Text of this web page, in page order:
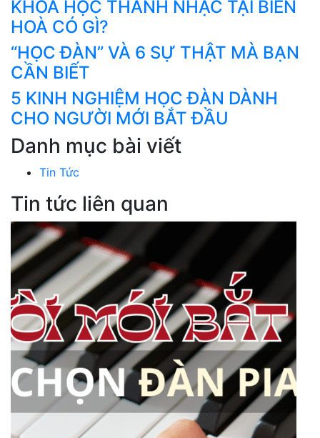
KHOÁ HỌC THANH NHẠC TẠI BIÊN
HOÀ CÓ GÌ?
“HỌC ĐÀN” VÀ 6 SỰ THẬT MÀ BẠN
CẦN BIẾT
5 KINH NGHIỆM HỌC ĐÀN DÀNH
CHO NGƯỜI MỚI BẮT ĐẦU
Danh mục bài viết
Tin Tức
Tin tức liên quan